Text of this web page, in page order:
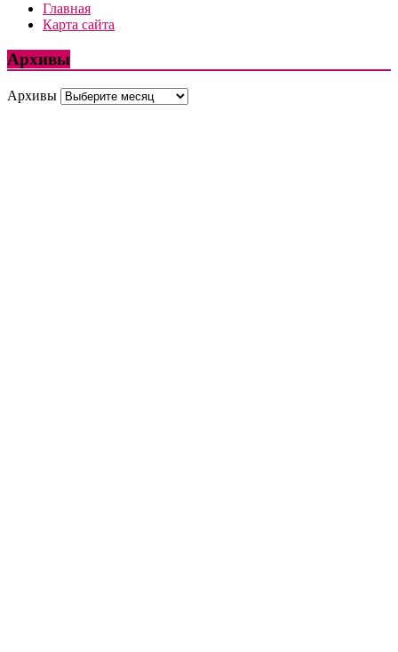
Главная
Карта сайта
Архивы
Архивы